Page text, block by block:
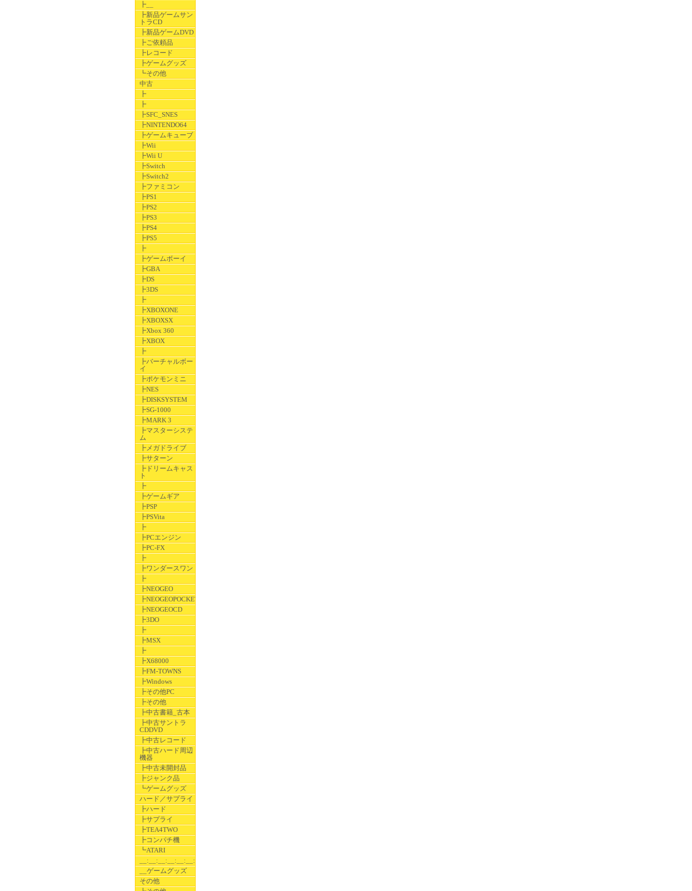
┣__
┣新品ゲームサン
トラCD
┣新品ゲームDVD
┣ご依頼品
┣レコード
┣ゲームグッズ
┗その他
中古
┣
┣
┣SFC_SNES
┣NINTENDO64
┣ゲームキューブ
┣Wii
┣Wii U
┣Switch
┣Switch2
┣ファミコン
┣PS1
┣PS2
┣PS3
┣PS4
┣PS5
┣
┣ゲームボーイ
┣GBA
┣DS
┣3DS
┣
┣XBOXONE
┣XBOXSX
┣Xbox 360
┣XBOX
┣
┣バーチャルボー
イ
┣ポケモンミニ
┣NES
┣DISKSYSTEM
┣SG-1000
┣MARK 3
┣マスターシステ
ム
┣メガドライブ
┣サターン
┣ドリームキャス
ト
┣
┣ゲームギア
┣PSP
┣PSVita
┣
┣PCエンジン
┣PC-FX
┣
┣ワンダースワン
┣
┣NEOGEO
┣NEOGEOPOCKET
┣NEOGEOCD
┣3DO
┣
┣MSX
┣
┣X68000
┣FM-TOWNS
┣Windows
┣その他PC
┣その他
┣中古書籍_古本
┣中古サントラ
CDDVD
┣中古レコード
┣中古ハード周辺
機器
┣中古未開封品
┣ジャンク品
┗ゲームグッズ
ハード／サプライ
┣ハード
┣サプライ
┣TEA4TWO
┣コンパチ機
┗ATARI
__:__:__:__:__:__:__
__ゲームグッズ
その他